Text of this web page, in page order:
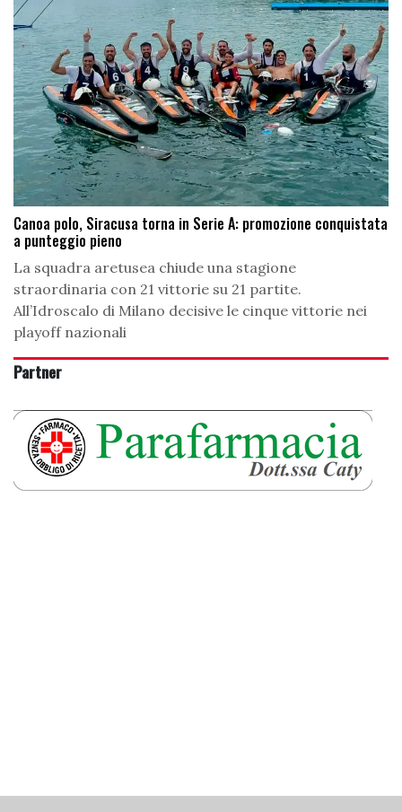
Canoa polo, Siracusa torna in Serie A: promozione conquistata
a punteggio pieno
La squadra aretusea chiude una stagione
straordinaria con 21 vittorie su 21 partite.
All’Idroscalo di Milano decisive le cinque vittorie nei
playoff nazionali
Partner